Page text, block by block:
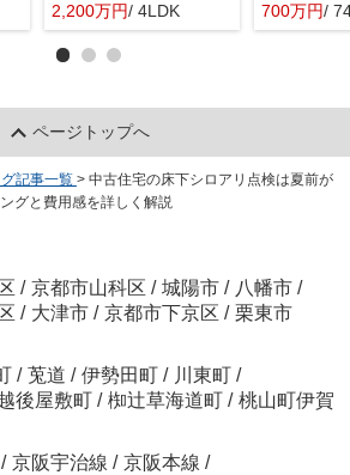
2,200万円/ 4LDK
700万円/
ページトップへ
記事一覧 > 中古住宅の床下シロアリ点検は夏前が
グと費用感を詳しく解説
/ 京都市山科区 / 城陽市 / 八幡市 /
/ 大津市 / 京都市下京区 / 栗東市
/ 莵道 / 伊勢田町 / 川東町 /
後屋敷町 / 椥辻草海道町 / 桃山町伊賀
/ 京阪宇治線 / 京阪本線 /